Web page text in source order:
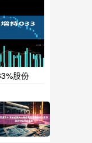
股份